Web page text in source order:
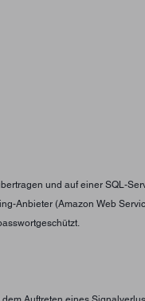
und auf einer SQL-
Anbieter (Amazon Web